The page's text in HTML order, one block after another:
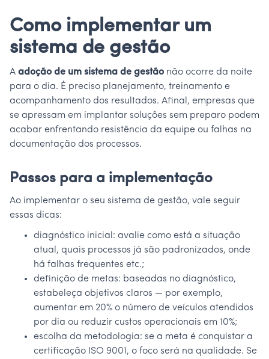
Como implementar um
sistema de gestão
A adoção de um sistema de gestão não ocorre da noite
para o dia. É preciso planejamento, treinamento e
acompanhamento dos resultados. Afinal, empresas que
se apressam em implantar soluções sem preparo podem
acabar enfrentando resistência da equipe ou falhas na
documentação dos processos.
Passos para a implementação
Ao implementar o seu sistema de gestão, vale seguir
essas dicas:
diagnóstico inicial: avalie como está a situação
atual, quais processos já são padronizados, onde
há falhas frequentes etc.;
definição de metas: baseadas no diagnóstico,
estabeleça objetivos claros — por exemplo,
aumentar em 20% o número de veículos atendidos
por dia ou reduzir custos operacionais em 10%;
escolha da metodologia: se a meta é conquistar a
certificação ISO 9001, o foco será na qualidade. Se